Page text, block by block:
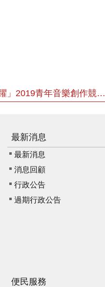
「新樂．星躍」2019青年音樂創作競賽得獎作品合輯 CD
最新消息
最新消息
消息回顧
行政公告
過期行政公告
便民服務